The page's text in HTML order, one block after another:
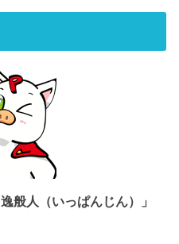
逸般人（いっぱんじん）」